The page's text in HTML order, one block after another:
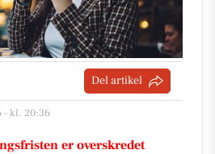
Del artikel
- kl. 20:36
er overskredet